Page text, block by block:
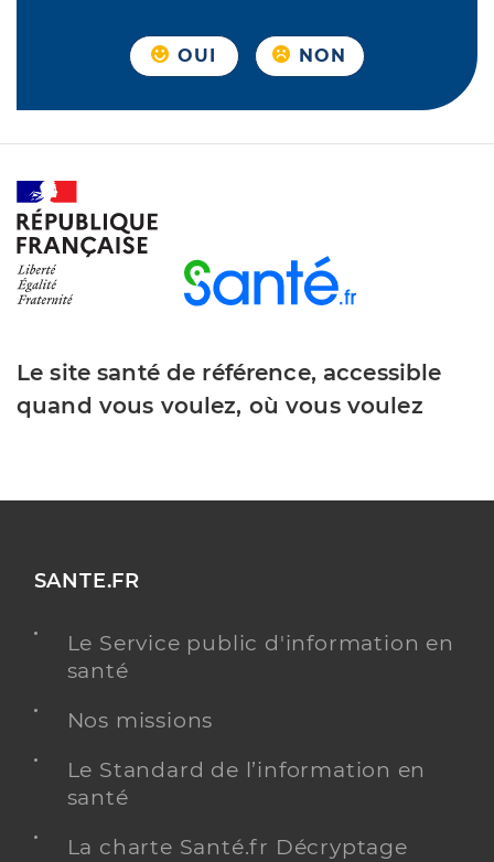
OUI NON
Le site santé de référence, accessible
quand vous voulez, où vous voulez
SANTE.FR
Le Service public d'information en
santé
Nos missions
Le Standard de l’information en
santé
La charte Santé.fr Décryptage